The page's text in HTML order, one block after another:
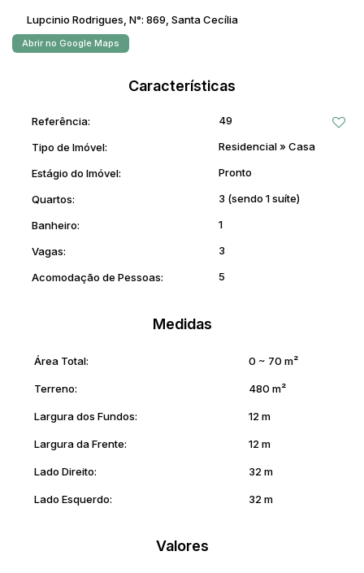
Lupcinio Rodrigues N°: 869 Santa Cecília
Abrir no Google Maps
Características
Referência: 49
Tipo de Imóvel: Residencial» Casa
Estágio do Imóvel: Pronto
Quartos: 3 (sendo 1 suíte)
Banheiro: 1
Vagas: 3
Acomodação de Pessoas: 5
Medidas
Área Total: 0 ~ 70 m²
Terreno: 480 m²
Largura dos Fundos: 12 m
Largura da Frente: 12 m
Lado Direito: 32 m
Lado Esquerdo: 32 m
Valores